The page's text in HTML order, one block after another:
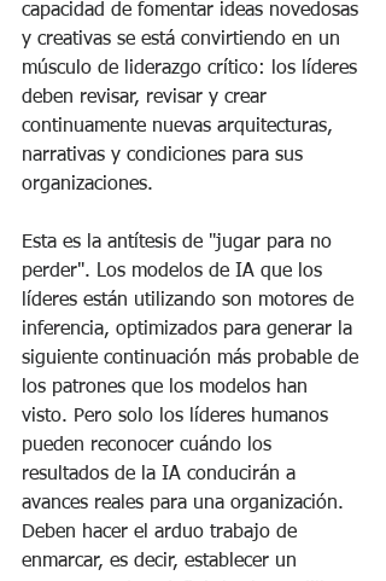
capacidad de fomentar ideas novedosas
y creativas se está convirtiendo en un
músculo de liderazgo crítico: los líderes
deben revisar, revisar y crear
continuamente nuevas arquitecturas,
narrativas y condiciones para sus
organizaciones.
Esta es la antítesis de "jugar para no
perder". Los modelos de IA que los
líderes están utilizando son motores de
inferencia, optimizados para generar la
siguiente continuación más probable de
los patrones que los modelos han
visto. Pero solo los líderes humanos
pueden reconocer cuándo los
resultados de la IA conducirán a
avances reales para una organización.
Deben hacer el arduo trabajo de
enmarcar, es decir, establecer un